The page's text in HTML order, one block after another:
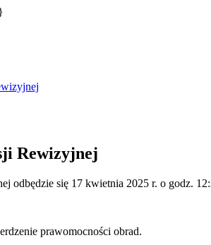
Rewizyjnej
odbędzie się 17 kwietnia 2025 r. o godz.
prawomocności obrad.